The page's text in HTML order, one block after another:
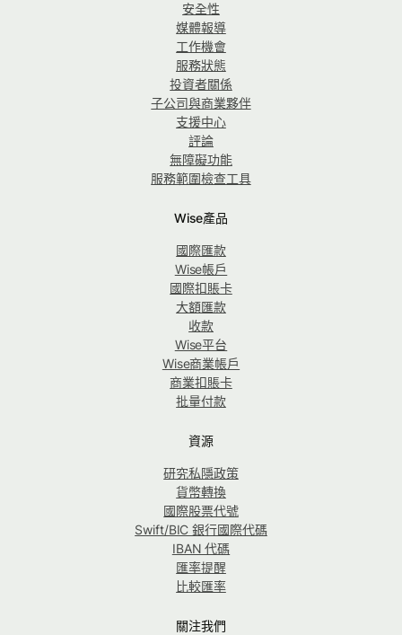
安全性
媒體報導
工作機會
服務狀態
投資者關係
子公司與商業夥伴
支援中心
評論
無障礙功能
服務範圍檢查工具
Wise產品
國際匯款
Wise帳戶
國際扣賬卡
大額匯款
收款
Wise平台
Wise商業帳戶
商業扣賬卡
批量付款
資源
研究私隱政策
貨幣轉換
國際股票代號
Swift/BIC 銀行國際代碼
IBAN 代碼
匯率提醒
比較匯率
關注我們